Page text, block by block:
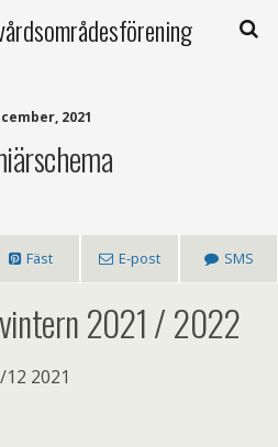
2021
Fäst E-post SMS
2021 / 2022
2021